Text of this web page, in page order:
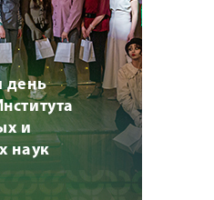
день
и
наук